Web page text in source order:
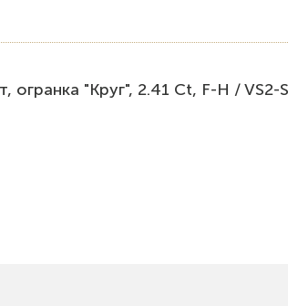
"Круг", 2.41 Ct, F-H / VS2-